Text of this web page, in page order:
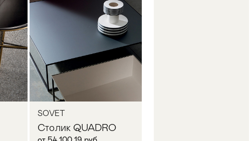
SOVET
Столик QUADRO